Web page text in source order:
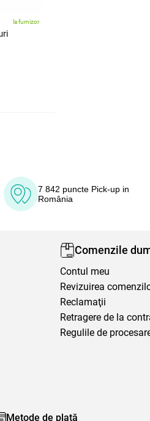
la furnizor
7 842 puncte Pick-up in
România
Comenzile
Contul meu
Revizuirea
Reclamaţii
Retragere de la
Regulile de
Metode de plată